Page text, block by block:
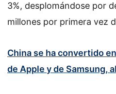
3%, desplomándose por
millones por primera vez
China se ha convertido
de Apple y de Samsung,